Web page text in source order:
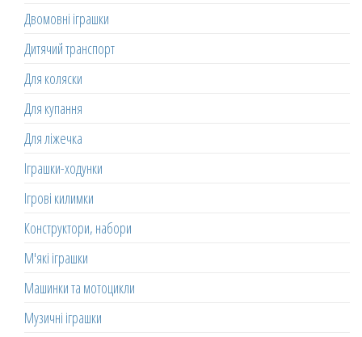
Двомовні іграшки
Дитячий транспорт
Для коляски
Для купання
Для ліжечка
Іграшки-ходунки
Ігрові килимки
Конструктори, набори
М'які іграшки
Машинки та мотоцикли
Музичні іграшки